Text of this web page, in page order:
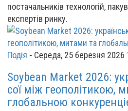
постачальників технологій,
експертів ринку.
Подія - Середа, 25 березня 2026
Soybean Market 2026:
сої між геополітикою,
глобальною